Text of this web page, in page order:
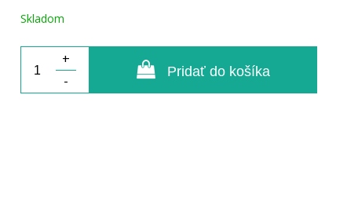
Skladom
+
-
Pridať do košíka